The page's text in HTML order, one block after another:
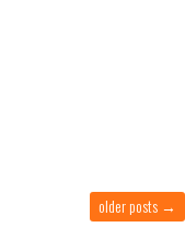
older posts →